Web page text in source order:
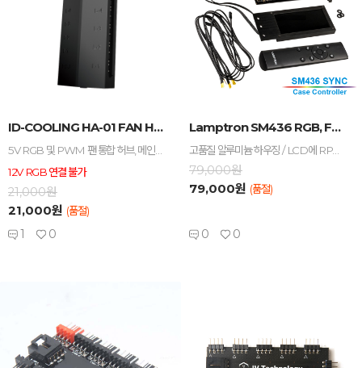
ID-COOLING HA-01 FAN HUB
5V RGB 및 PWM 팬 통합 허브, 메인보드 PWM 및 5V RGB Sync를 한 번에 연결할 수 있는 통합형 허브
12V RGB 연결 불가
21,000원
21,000원 (품절)
1 0
Lamptron SM436 RGB, FAN LCD ...
고품질 알루미늄 하우징 / LCD에 RPM, 온도 표시 / 4CH PWM 팬 커넥터 / 12V RGB + 5V ARGB 커넥터 / 온도 센서 4개
79,000원
79,000원 (품절)
0 0